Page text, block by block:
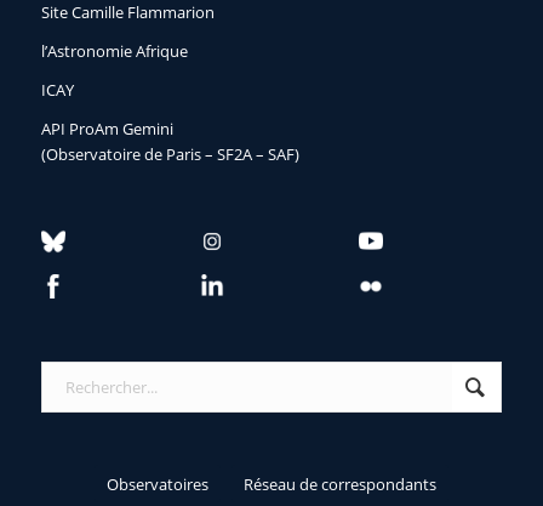
Site Camille Flammarion
l’Astronomie Afrique
ICAY
API ProAm Gemini
(Observatoire de Paris – SF2A – SAF)
Observatoires Réseau de correspondants